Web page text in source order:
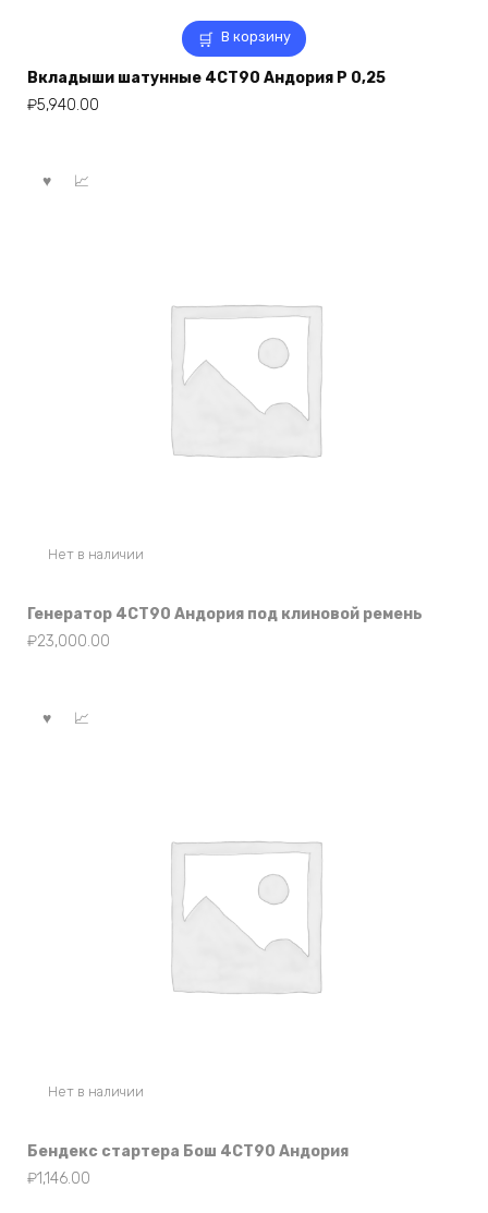
В корзину
Вкладыши шатунные 4СТ90 Андория Р 0,25
₽5,940.00
Нет в наличии
Генератор 4СТ90 Андория под клиновой ремень
₽23,000.00
Нет в наличии
Бендекс стартера Бош 4СТ90 Андория
₽1,146.00